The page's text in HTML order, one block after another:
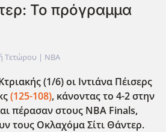
Το πρόγραμμα
Τετώρου | NBA
(1/6) οι Ιντιάνα Πέισερς
(125-108), κάνοντας το 4-2 στην
πέρασαν στους ΝΒΑ Finals,
τους Οκλαχόμα Σίτι Θάντερ.